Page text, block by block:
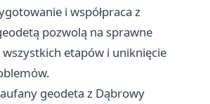
i współpraca z
pozwolą na sprawne
etapów i uniknięcie
geodeta z Dąbrowy